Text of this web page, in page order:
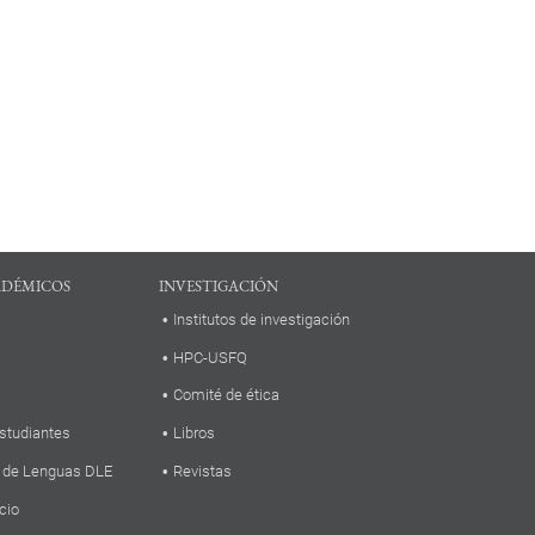
Lenguas DLE
INVESTIGACIÓN
Institutos de investigación
HPC-USFQ
Comité de ética
Libros
Revistas